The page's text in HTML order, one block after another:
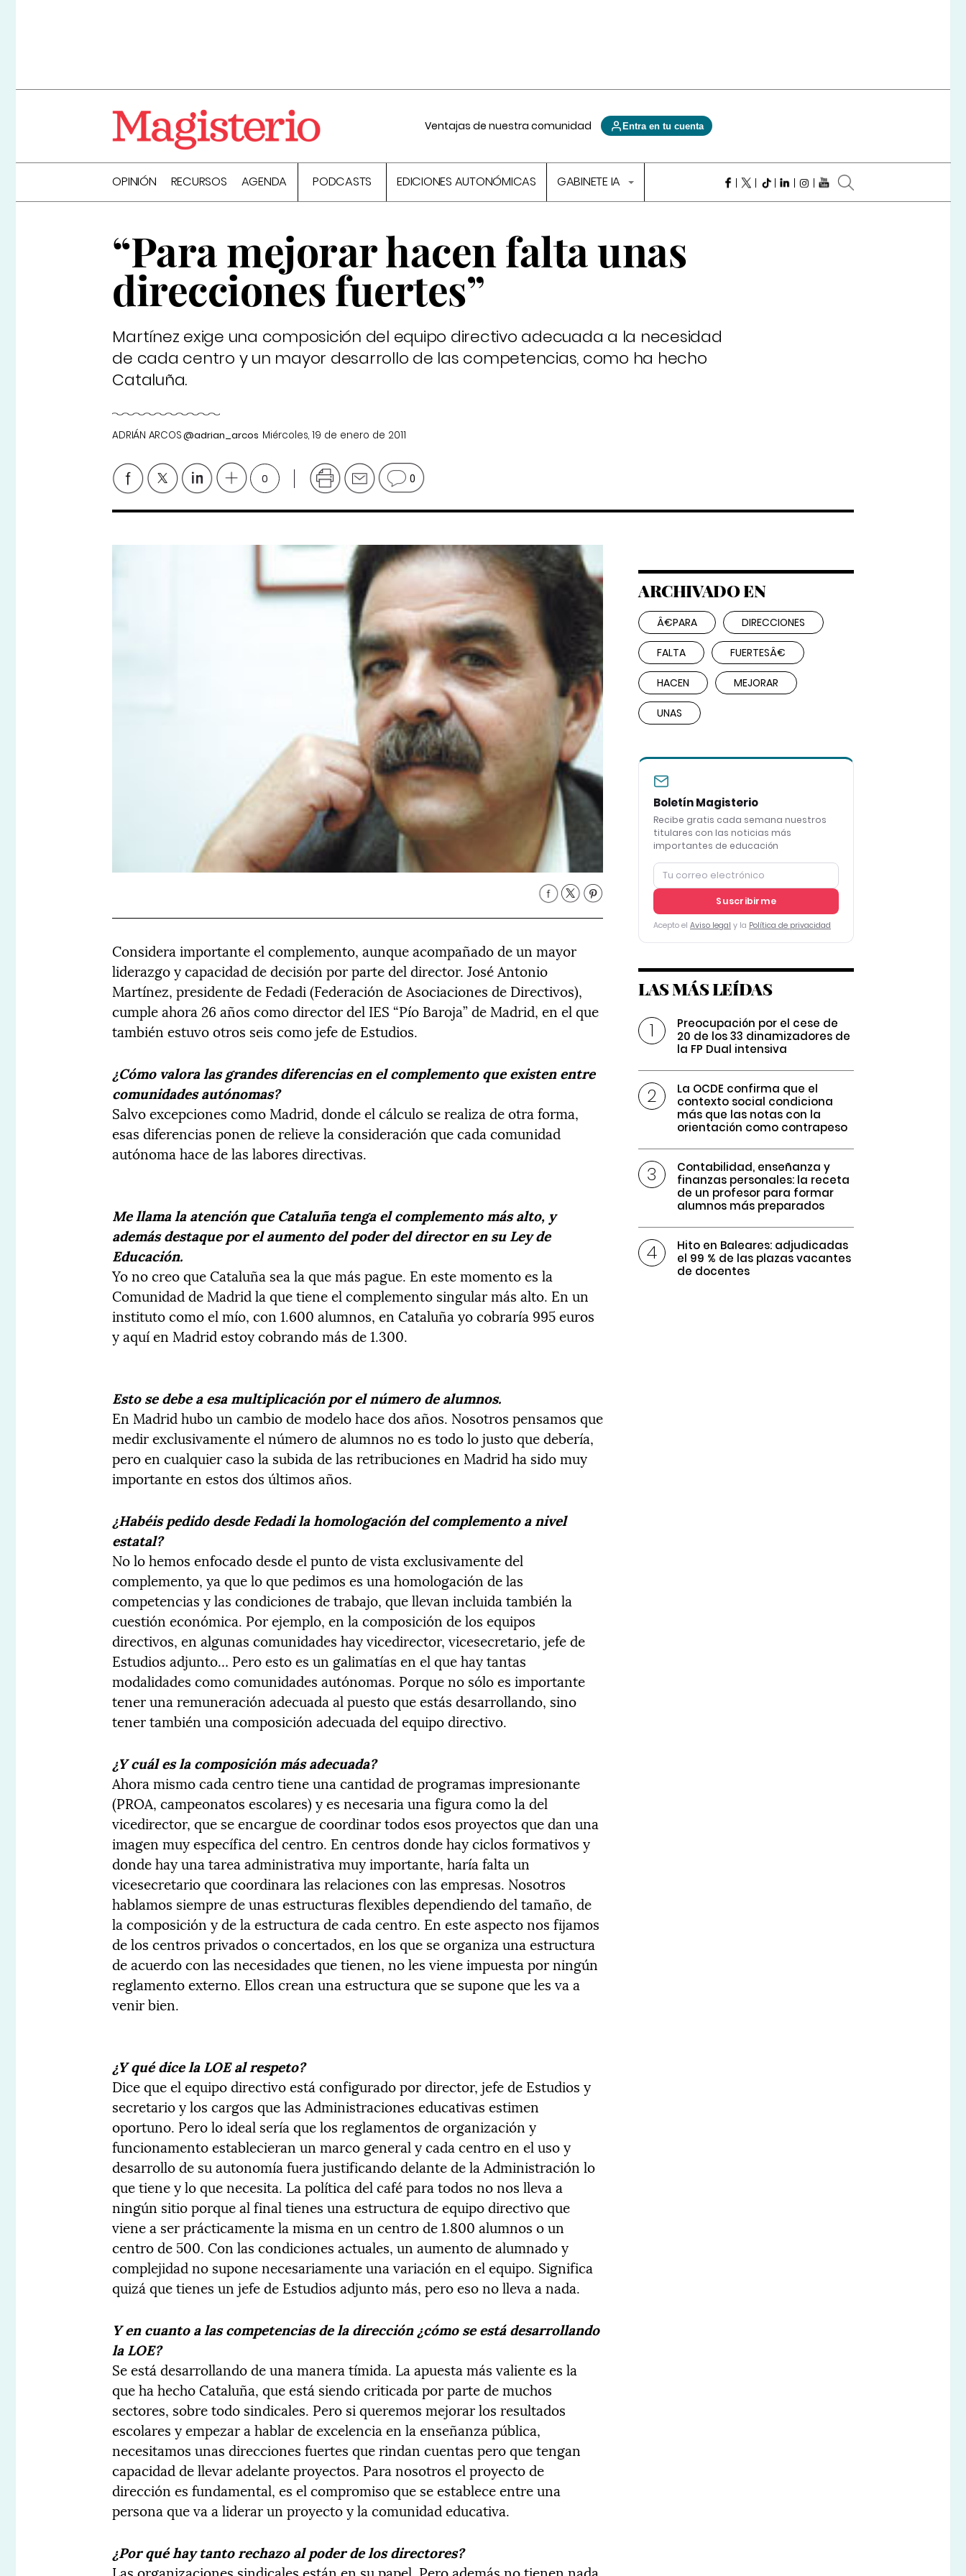
Ventajas de nuestra comunidad Entra en tu cuenta
OPINIÓN RECURSOS AGENDA PODCASTS EDICIONES AUTONÓMICAS GABINETE IA
“Para mejorar hacen falta unas
direcciones fuertes”
Martínez exige una composición del equipo directivo adecuada a la necesidad
de cada centro y un mayor desarrollo de las competencias, como ha hecho
Cataluña.
ADRIÁN ARCOS@adrian_arcos Miércoles, 19 de enero de 2011
0 0
Considera importante el complemento, aunque acompañado de un mayor
liderazgo y capacidad de decisión por parte del director. José Antonio
Martínez, presidente de Fedadi (Federación de Asociaciones de Directivos),
cumple ahora 26 años como director del IES “Pío Baroja” de Madrid, en el que
también estuvo otros seis como jefe de Estudios.
¿Cómo valora las grandes diferencias en el complemento que existen entre
comunidades autónomas?
Salvo excepciones como Madrid, donde el cálculo se realiza de otra forma,
esas diferencias ponen de relieve la consideración que cada comunidad
autónoma hace de las labores directivas.
Me llama la atención que Cataluña tenga el complemento más alto, y
además destaque por el aumento del poder del director en su Ley de
Educación.
Yo no creo que Cataluña sea la que más pague. En este momento es la
Comunidad de Madrid la que tiene el complemento singular más alto. En un
instituto como el mío, con 1.600 alumnos, en Cataluña yo cobraría 995 euros
y aquí en Madrid estoy cobrando más de 1.300.
Esto se debe a esa multiplicación por el número de alumnos.
En Madrid hubo un cambio de modelo hace dos años. Nosotros pensamos que
medir exclusivamente el número de alumnos no es todo lo justo que debería,
pero en cualquier caso la subida de las retribuciones en Madrid ha sido muy
importante en estos dos últimos años.
¿Habéis pedido desde Fedadi la homologación del complemento a nivel
estatal?
No lo hemos enfocado desde el punto de vista exclusivamente del
complemento, ya que lo que pedimos es una homologación de las
competencias y las condiciones de trabajo, que llevan incluida también la
cuestión económica. Por ejemplo, en la composición de los equipos
directivos, en algunas comunidades hay vicedirector, vicesecretario, jefe de
Estudios adjunto… Pero esto es un galimatías en el que hay tantas
modalidades como comunidades autónomas. Porque no sólo es importante
tener una remuneración adecuada al puesto que estás desarrollando, sino
tener también una composición adecuada del equipo directivo.
¿Y cuál es la composición más adecuada?
Ahora mismo cada centro tiene una cantidad de programas impresionante
(PROA, campeonatos escolares) y es necesaria una figura como la del
vicedirector, que se encargue de coordinar todos esos proyectos que dan una
imagen muy específica del centro. En centros donde hay ciclos formativos y
donde hay una tarea administrativa muy importante, haría falta un
vicesecretario que coordinara las relaciones con las empresas. Nosotros
hablamos siempre de unas estructuras flexibles dependiendo del tamaño, de
la composición y de la estructura de cada centro. En este aspecto nos fijamos
de los centros privados o concertados, en los que se organiza una estructura
de acuerdo con las necesidades que tienen, no les viene impuesta por ningún
reglamento externo. Ellos crean una estructura que se supone que les va a
venir bien.
¿Y qué dice la LOE al respeto?
Dice que el equipo directivo está configurado por director, jefe de Estudios y
secretario y los cargos que las Administraciones educativas estimen
oportuno. Pero lo ideal sería que los reglamentos de organización y
funcionamento establecieran un marco general y cada centro en el uso y
desarrollo de su autonomía fuera justificando delante de la Administración lo
que tiene y lo que necesita. La política del café para todos no nos lleva a
ningún sitio porque al final tienes una estructura de equipo directivo que
viene a ser prácticamente la misma en un centro de 1.800 alumnos o un
centro de 500. Con las condiciones actuales, un aumento de alumnado y
complejidad no supone necesariamente una variación en el equipo. Significa
quizá que tienes un jefe de Estudios adjunto más, pero eso no lleva a nada.
Y en cuanto a las competencias de la dirección ¿cómo se está desarrollando
la LOE?
Se está desarrollando de una manera tímida. La apuesta más valiente es la
que ha hecho Cataluña, que está siendo criticada por parte de muchos
sectores, sobre todo sindicales. Pero si queremos mejorar los resultados
escolares y empezar a hablar de excelencia en la enseñanza pública,
necesitamos unas direcciones fuertes que rindan cuentas pero que tengan
capacidad de llevar adelante proyectos. Para nosotros el proyecto de
dirección es fundamental, es el compromiso que se establece entre una
persona que va a liderar un proyecto y la comunidad educativa.
¿Por qué hay tanto rechazo al poder de los directores?
ARCHIVADO EN
Â€PARA DIRECCIONES
FALTA FUERTESÂ€
HACEN MEJORAR
UNAS
Boletín Magisterio
Recibe gratis cada semana nuestros
titulares con las noticias más
importantes de educación
Suscribirme
Acepto el Aviso legal y la Política de privacidad
LAS MÁS LEÍDAS
Preocupación por el cese de
20 de los 33 dinamizadores de
la FP Dual intensiva
La OCDE confirma que el
contexto social condiciona
más que las notas con la
orientación como contrapeso
Contabilidad, enseñanza y
finanzas personales: la receta
de un profesor para formar
alumnos más preparados
Hito en Baleares: adjudicadas
el 99 % de las plazas vacantes
de docentes